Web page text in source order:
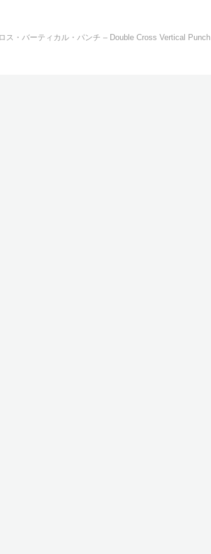
ス・バーティカル・パンチ – Double Cross Vertical Punch